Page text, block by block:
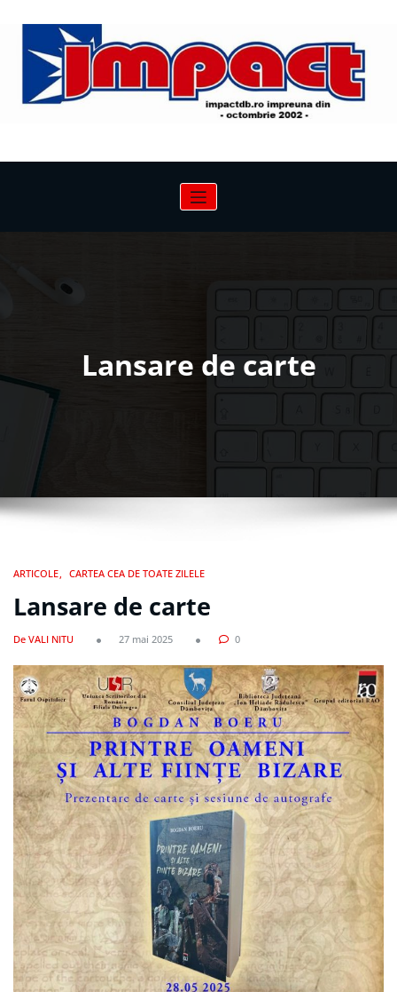
conținut
Lansare de carte
ARTICOLE CARTEA CEA DE TOATE ZILELE
Lansare de carte
De VALI NITU 27 mai 2025 0